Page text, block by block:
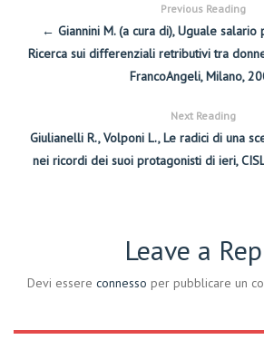
Previous Reading
← Giannini M. (a cura di), Uguale
Ricerca sui differenziali retributivi tra
FrancoAngeli, Milano,
Next Reading
Giulianelli R., Volponi L., Le radici di una
nei ricordi dei suoi protagonisti di ieri,
Leave a
Devi essere connesso per pubblicare un